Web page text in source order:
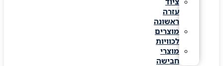
עזרה
ראשונה
מוצרים
לכוויות
מוצרי
חבישה